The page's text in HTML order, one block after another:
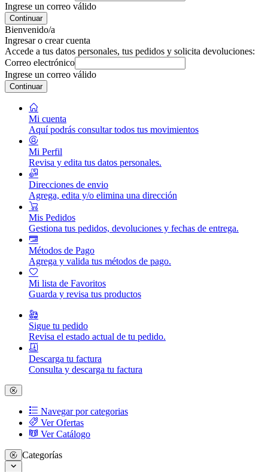
Ingrese un correo válido
Continuar
Bienvenido/a
Ingresar o crear cuenta
Accede a tus datos personales, tus pedidos y solicita devoluciones:
Correo electrónico
Ingrese un correo válido
Continuar
Mi cuenta
Aquí podrás consultar todos tus movimientos
Mi Perfil
Revisa y edita tus datos personales.
Direcciones de envio
Agrega, edita y/o elimina una dirección
Mis Pedidos
Gestiona tus pedidos, devoluciones y fechas de entrega.
Métodos de Pago
Agrega y valida tus métodos de pago.
Mi lista de Favoritos
Guarda y revisa tus productos
Sigue tu pedido
Revisa el estado actual de tu pedido.
Descarga tu factura
Consulta y descarga tu factura
Navegar por categorias
Ver Ofertas
Ver Catálogo
Categorías